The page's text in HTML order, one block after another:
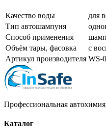
Качество воды
для
Тип автошампуня
Способ применения
Объём тары, фасовка
с
Артикул производителя WS-
Профессиональная
Каталог